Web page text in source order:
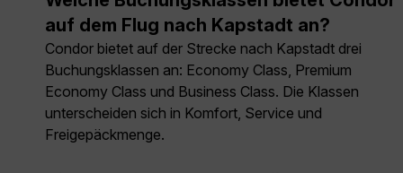
auf dem Flug nach Kapstadt an?
Condor bietet auf der Strecke nach Kapstadt drei
Buchungsklassen an: Economy Class, Premium
Economy Class und Business Class. Die Klassen
unterscheiden sich in Komfort, Service und
Freigepäckmenge.